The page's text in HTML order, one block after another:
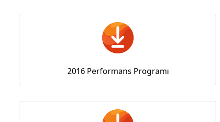
2016 Performans Programı